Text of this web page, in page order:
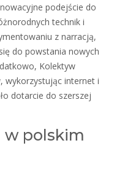
podejście do
technik i
z narracją,
do powstania nowych
Kolektyw
wykorzystując internet i
dotarcie do szerszej
w polskim